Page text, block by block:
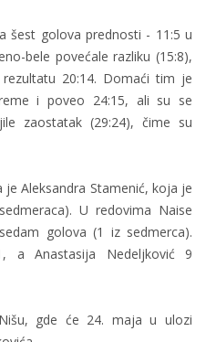
šest golova prednosti - 11:5 u
bele povećale razliku (15:8),
20:14. Domaći tim je
i poveo 24:15, ali su se
zaostatak (29:24), čime su
Aleksandra Stamenić, koja je
U redovima Naise
golova (1 iz sedmerca).
a Anastasija Nedeljković 9
gde će 24. maja u ulozi